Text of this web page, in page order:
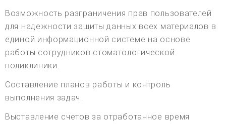
Возможность разграничения прав пользователей
для надежности защиты данных всех материалов в
единой информационной системе на основе
работы сотрудников стоматологической
поликлиники.
Составление планов работы и контроль
выполнения задач.
Выставление счетов за отработанное время